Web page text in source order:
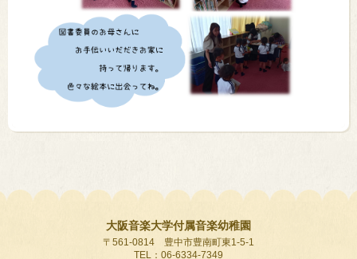
大阪音楽大学付属音楽幼稚園
〒561-0814 豊中市豊南町東1-5-1
TEL：06-6334-7349